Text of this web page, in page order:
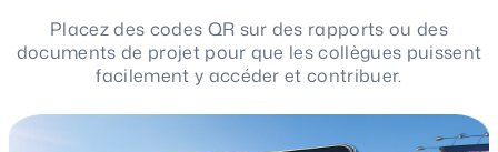
Placez des codes QR sur des rapports ou des
documents de projet pour que les collègues puissent
facilement y accéder et contribuer.